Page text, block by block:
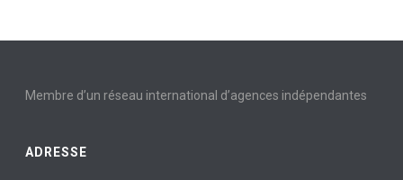
Membre d’un réseau international d’agences indépendantes
ADRESSE